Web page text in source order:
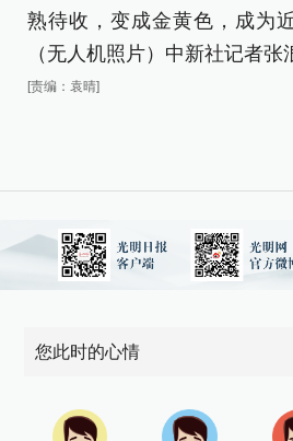
熟待收，变成金黄色，成为
（无人机照片）中新社记者张
[责编：袁晴]
您此时的心情